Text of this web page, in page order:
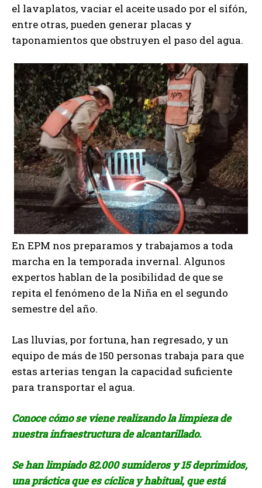
el lavaplatos, vaciar el aceite usado por el sifón,
entre otras, pueden generar placas y
taponamientos que obstruyen el paso del agua.
En EPM nos preparamos y trabajamos a toda
marcha en la temporada invernal. Algunos
expertos hablan de la posibilidad de que se
repita el fenómeno de la Niña en el segundo
semestre del año.
Las lluvias, por fortuna, han regresado, y un
equipo de más de 150 personas trabaja para que
estas arterias tengan la capacidad suficiente
para transportar el agua.
Conoce cómo se viene realizando la limpieza de
nuestra infraestructura de alcantarillado.
Se han limpiado 82.000 sumideros y 15 deprimidos,
una práctica que es cíclica y habitual, que está